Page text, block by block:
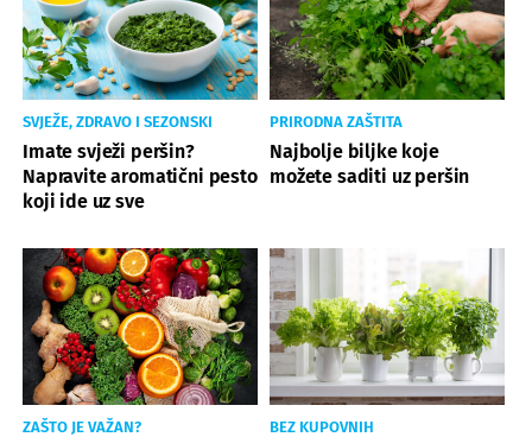
SVJEŽE, ZDRAVO I SEZONSKI
Imate svježi peršin?
Napravite aromatični pesto
koji ide uz sve
PRIRODNA ZAŠTITA
Najbolje biljke koje
možete saditi uz peršin
ZAŠTO JE VAŽAN? BEZ KUPOVNIH